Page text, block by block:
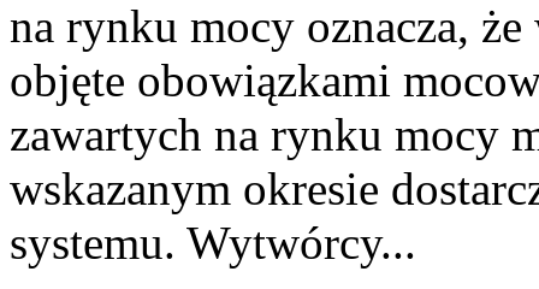
na rynku mocy oznacza,
objęte obowiązkami
zawartych na rynku mocy
wskazanym okresie
systemu. Wytwórcy...